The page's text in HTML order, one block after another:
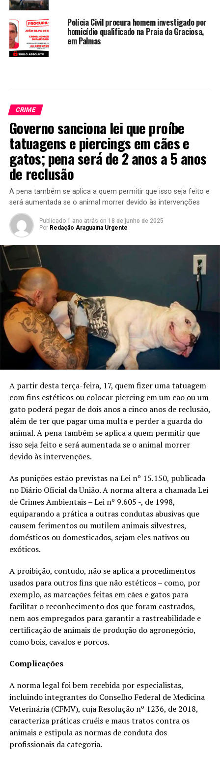
Polícia Civil procura homem investigado por
homicídio qualificado na Praia da Graciosa,
em Palmas
CRIME
Governo sanciona lei que proíbe
tatuagens e piercings em cães e
gatos; pena será de 2 anos a 5 anos
de reclusão
A pena também se aplica a quem permitir que isso seja feito e
será aumentada se o animal morrer devido às intervenções
Publicado 1 ano atrás on 18 de junho de 2025
Por Redação Araguaina Urgente
A partir desta terça-feira, 17, quem fizer uma tatuagem
com fins estéticos ou colocar piercing em um cão ou um
gato poderá pegar de dois anos a cinco anos de reclusão,
além de ter que pagar uma multa e perder a guarda do
animal. A pena também se aplica a quem permitir que
isso seja feito e será aumentada se o animal morrer
devido às intervenções.
As punições estão previstas na Lei nº 15.150, publicada
no Diário Oficial da União. A norma altera a chamada Lei
de Crimes Ambientais – Lei nº 9.605 -, de 1998,
equiparando a prática a outras condutas abusivas que
causem ferimentos ou mutilem animais silvestres,
domésticos ou domesticados, sejam eles nativos ou
exóticos.
A proibição, contudo, não se aplica a procedimentos
usados para outros fins que não estéticos – como, por
exemplo, as marcações feitas em cães e gatos para
facilitar o reconhecimento dos que foram castrados,
nem aos empregados para garantir a rastreabilidade e
certificação de animais de produção do agronegócio,
como bois, cavalos e porcos.
Complicações
A norma legal foi bem recebida por especialistas,
incluindo integrantes do Conselho Federal de Medicina
Veterinária (CFMV), cuja Resolução nº 1236, de 2018,
caracteriza práticas cruéis e maus tratos contra os
animais e estipula as normas de conduta dos
profissionais da categoria.